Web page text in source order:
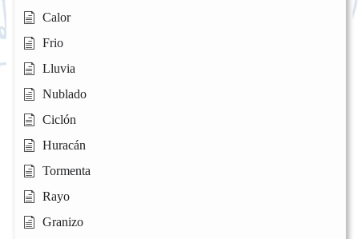
Calor
Frio
Lluvia
Nublado
Ciclón
Huracán
Tormenta
Rayo
Granizo